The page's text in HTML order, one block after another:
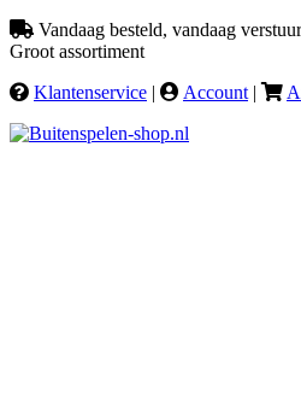
Vandaag besteld, vandaag
Groot assortiment
Klantenservice | Account |